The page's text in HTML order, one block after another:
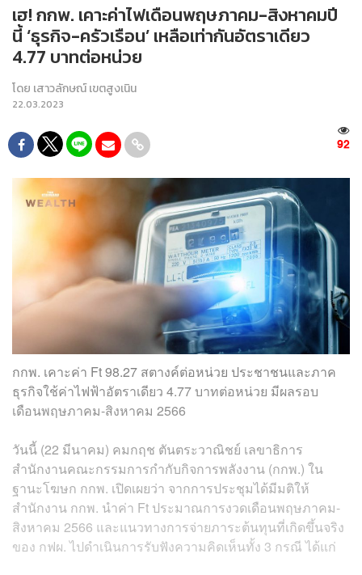
เฮ! กกพ. เคาะค่าไฟเดือนพฤษภาคม-สิงหาคมปี
นี้ ‘ธุรกิจ-ครัวเรือน’ เหลือเท่ากันอัตราเดียว
4.77 บาทต่อหน่วย
โดย เสาวลักษณ์ เขตสูงเนิน
22.03.2023
92
กกพ. เคาะค่า Ft 98.27 สตางค์ต่อหน่วย ประชาชนและภาค
ธุรกิจใช้ค่าไฟฟ้าอัตราเดียว 4.77 บาทต่อหน่วย มีผลรอบ
เดือนพฤษภาคม-สิงหาคม 2566
วันนี้ (22 มีนาคม) คมกฤช ตันตระวาณิชย์ เลขาธิการ
สำนักงานคณะกรรมการกำกับกิจการพลังงาน (กกพ.) ใน
ฐานะโฆษก กกพ. เปิดเผยว่า จากการประชุมได้มีมติให้
สำนักงาน กกพ. นำค่า Ft ประมาณการงวดเดือนพฤษภาคม-
สิงหาคม 2566 และแนวทางการจ่ายภาระต้นทุนที่เกิดขึ้นจริง
ของ กฟผ. ไปดำเนินการรับฟังความคิดเห็นทั้ง 3 กรณี ได้แก่